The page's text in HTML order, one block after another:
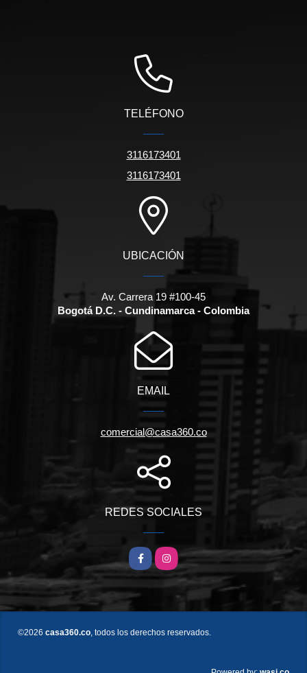
TELÉFONO
3116173401
3116173401
UBICACIÓN
Av. Carrera 19 #100-45
Bogotá D.C. - Cundinamarca - Colombia
EMAIL
comercial@casa360.co
REDES SOCIALES
FacebookInstagram
©2026 casa360.co , todos los derechos reservados.